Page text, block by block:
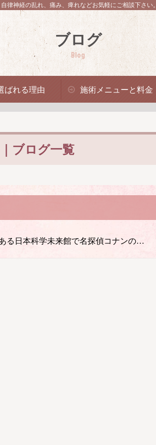
律神経の乱れ、痛み、痺れなどお気軽にご相談下さい。
ブログ
Blog
ばれる理由 施術メニューと料金
ブログ一覧
る日本科学未来館で名探偵コナンの…